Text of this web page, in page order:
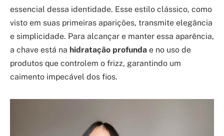
essencial dessa identidade. Esse estilo clássico, como
visto em suas primeiras aparições, transmite elegância
e simplicidade. Para alcançar e manter essa aparência,
a chave está na hidratação profunda e no uso de
produtos que controlem o frizz, garantindo um
caimento impecável dos fios.